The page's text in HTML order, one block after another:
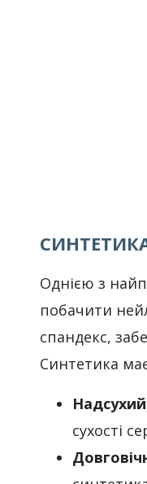
Однією з
побачити
спандекс,
Синтетика
сухості